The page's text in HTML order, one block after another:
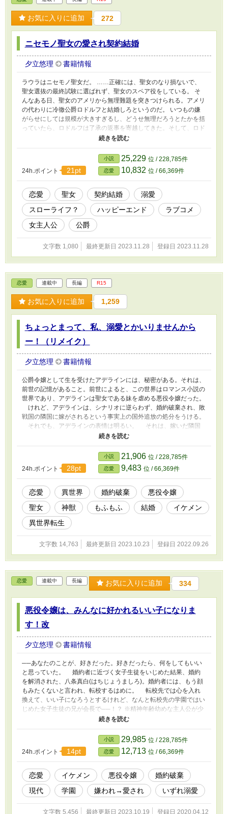
お気に入りに追加 272
ニセモノ聖女の愛され契約結婚
夕立悠理 書籍情報
ラウラはニセモノ聖女だ。 ……正確には、聖女のなり損ないで、
聖女選抜の最終試験に選ばれず、聖女のスペア役をしている。 そ
んなある日、聖女のアメリから無理難題を突きつけられる。アメリ
の代わりに冷徹公爵ロドルフと結婚しろというのだ。 いつもの嫌
がらせにしては規模が大きすぎるし、どうせ無理だろうとたかを括
っていたら、ロドルフは了承の返事を寄越してきた。そして、ロド
ルフは、ラウラに契約結婚を持ちかけーー。 「これは契約結婚。
契約結婚なんだから……」 契約結婚のはずなのに、めちゃくちゃ
大事に溺愛されるうちに、ラウラは段々とロドルフに好意を抱くよ
うになり……。 自分に自信がない（本当はすごい）ニセモノ
（？）聖女×そんな彼女が愛しくて彼女の前では全然冷徹じゃない
公爵のラブコメです。
24h.ポイント 21pt
小説 25,229 位 / 228,785件
恋愛 10,832 位 / 66,369件
恋愛 聖女 契約結婚
溺愛
スローライフ？
ハッピーエンド
ラブコメ
女主人公
公爵
文字数 1,080 最終更新日 2023.11.28 登録日 2023.11.28
恋愛 連載中 長編 R15
お気に入りに追加 1,259
ちょっとまって、私、溺愛とかいりませんから
ー！（リメイク）
夕立悠理 書籍情報
公爵令嬢として生を受けたアデラインには、秘密がある。それは、
前世の記憶があること。前世によると、この世界はロマンス小説の
世界であり、アデラインは聖女である妹を虐める悪役令嬢だった。
けれど、アデラインは、シナリオに逆らわず、婚約破棄され、敗
戦国の隣国に嫁がされるという事実上の国外追放の処分をうける。
それでも、アデラインの表情は明るい。 それは、嫁いだ隣国
で、夫となるクラウスに 「お飾りの王妃としての職務は全うして
浴びせられても、そうだった。 なぜなら、アデラインの真の目
的は、お飾りの王妃になることだったからだ。 「ヒュー！ やっ
たぜ、夢のニート生活！！！」 しかし、ニート生活を満喫してい
ると、なぜか、夫の態度が急変し──！？ ちょっとまって、私、
溺愛とか、いりませんからー！！！！！ ※小説家になろう様に
も連載しています。そちらが一番早いです。以前投稿したもののリ
メイクです
24h.ポイント 28pt
小説 21,906 位 / 228,785件
恋愛 9,483 位 / 66,369件
恋愛 異世界 婚約破棄
悪役令嬢
聖女
神獣 もふもふ 結婚
イケメン
異世界転生
文字数 14,763 最終更新日 2023.10.23 登録日 2022.09.26
恋愛 連載中 長編 お気に入りに追加 334
悪役令嬢は、みんなに好かれるいい子になりま
す！改
夕立悠理 書籍情報
──あなたのことが、好きだった。好きだったら、何をしてもいい
と思っていた。 婚約者に近づく女子生徒をいじめた結果、婚約
を解消された、八条真白(はちじょうましろ)。婚約者には、もう顔
もみたくないと言われ、転校するはめに。 転校先では心を入れ
換えて、いい子になろうとするけれど、なんと転校先の学園ではい
じめた女子生徒の兄が会長で──！？ ※精神年齢幼めな主人公が少
しずつ成長する話です ※以前投稿していたものの、リメイクで
24h.ポイント 14pt
小説 29,985 位 / 228,785件
恋愛 12,713 位 / 66,369件
恋愛 イケメン 悪役令嬢
婚約破棄
現代
学園 嫌われ→愛され いずれ溺愛
文字数 5,456 最終更新日 2023.10.19 登録日 2020.04.12